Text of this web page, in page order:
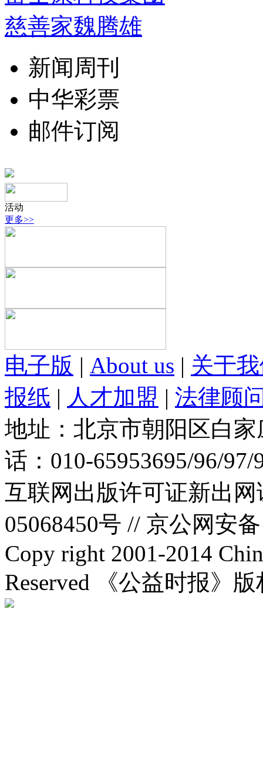
慈善家魏腾雄
新闻周刊
中华彩票
邮件订阅
活动
更多>>
电子版 | About us | 关于
报纸 | 人才加盟 | 法律顾
地址：北京市朝阳区白
话：010-65953695/96/
互联网出版许可证新出
05068450号 // 京公网安
Copy right 2001-2014
Reserved 《公益时报》